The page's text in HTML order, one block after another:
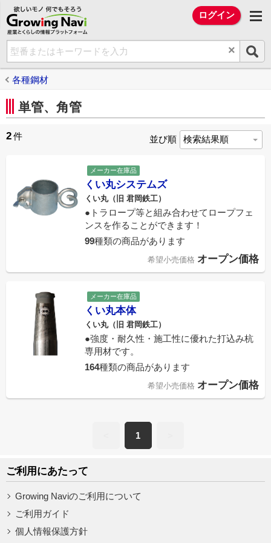
欲しいモノ 何でもそろう Growing Navi（
ログイン
×
各種鋼材
単管、角管
2件 並び順
メーカー在庫品
くい丸システムズ
くい丸（旧 君岡鉄工）
●トラロープ等と組み合わせてロープフェ
ンスを作ることができます！
99種類の商品があります
希望小売価格 オープン価格
メーカー在庫品
くい丸本体
くい丸（旧 君岡鉄工）
●強度・耐久性・施工性に優れた打込み杭
専用材です。
164種類の商品があります
希望小売価格 オープン価格
1
ご利用にあたって
Growing Naviのご利用について
ご利用ガイド
個人情報保護方針